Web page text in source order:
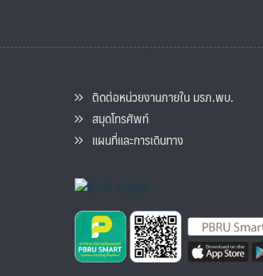
ติดต่อหน่วยงานภายใน มรภ.พบ.
สมุดโทรศัพท์
แผนที่และการเดินทาง